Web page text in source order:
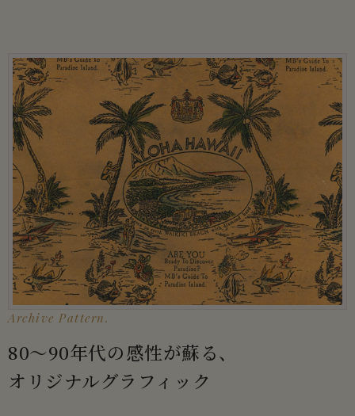
Archive Pattern.
80〜90年代の感性が蘇る、
オリジナルグラフィック